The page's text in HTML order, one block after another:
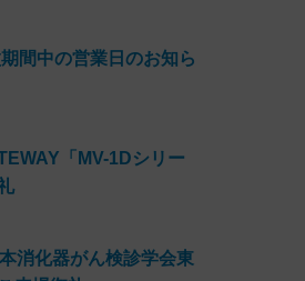
間中の営業日のお知ら
「MV-1Dシリー
本消化器がん検診学会東